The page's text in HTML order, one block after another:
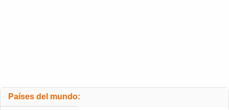
Países del mundo: